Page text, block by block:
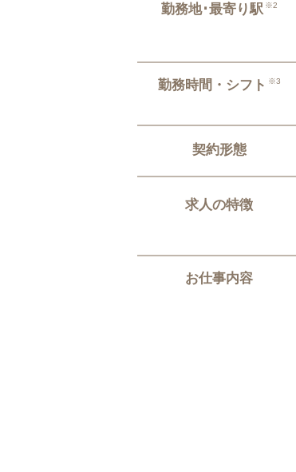
勤務地･最寄り駅 ※2
勤務時間・シフト ※3
契約形態
求人の特徴
お仕事内容